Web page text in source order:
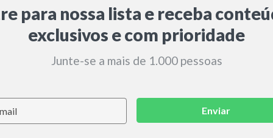
para nossa lista e receba
exclusivos e com prioridade
Junte-se a mais de 1.000 pessoas
Enviar